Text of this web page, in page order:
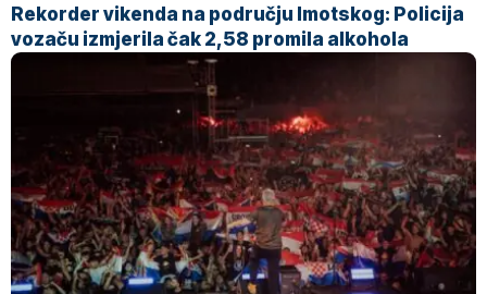
Rekorder vikenda na području Imotskog: Policija
vozaču izmjerila čak 2,58 promila alkohola